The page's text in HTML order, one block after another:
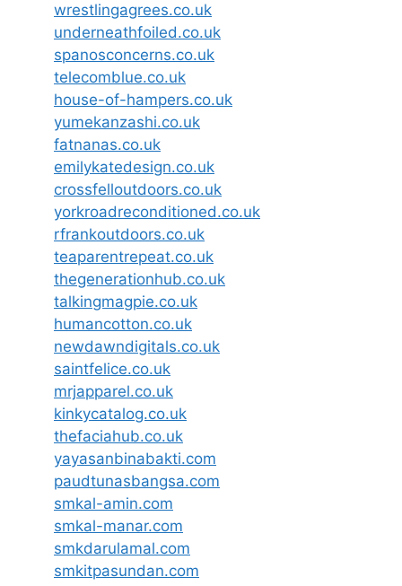
wrestlingagrees.co.uk
underneathfoiled.co.uk
spanosconcerns.co.uk
telecomblue.co.uk
house-of-hampers.co.uk
yumekanzashi.co.uk
fatnanas.co.uk
emilykatedesign.co.uk
crossfelloutdoors.co.uk
yorkroadreconditioned.co.uk
rfrankoutdoors.co.uk
teaparentrepeat.co.uk
thegenerationhub.co.uk
talkingmagpie.co.uk
humancotton.co.uk
newdawndigitals.co.uk
saintfelice.co.uk
mrjapparel.co.uk
kinkycatalog.co.uk
thefaciahub.co.uk
yayasanbinabakti.com
paudtunasbangsa.com
smkal-amin.com
smkal-manar.com
smkdarulamal.com
smkitpasundan.com